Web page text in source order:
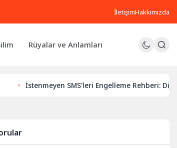
İletişimHakkımızda
Rüyalar ve Anlamları
SMS’leri Engelleme Rehberi: Dijital